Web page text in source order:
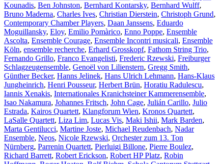
Kounadis, Ben Johnston, Bernhard Kontarsky, Bernhard Wulff,
Bruno Maderna, Charles Ives, Christian Dierstein, Christoph Grund,
Contemporary Chamber Players, Daan Janssens, Eduardo
Moguillansky, Eloy, Emilio Pomàrico, Enno Poppe, Ensemble
Ascolta, Ensemble Courage, Ensemble Incontri musicali, Ensemble
Köln, ensemble recherche, Erhard Grosskopf, Fathom String Trio,
Fernando Grillo, Franco Evangelisti, Frederic Rzewski, Freiburger
Schlagzeugensemble, Genoël von Lilienstern, Gregg Smith,
Günther Becker, Hanns Jelinek, Hans Ulrich Lehmann, Hans-Klaus
Jungheinrich, Henri Pousseur, Herbert Brün, Horatiu Radulescu,
Iannis Xenakis, Internationales Kranichsteiner Kammerensemble,
Isao Nakamura, Johannes Fritsch, John Cage, Julián Carillo, Julio
Estrada, Kairos Quartett, Klangforum Wien, Kronos Quartett,
LaSalle Quartett, Liza Lim, Lucas Vis, Maki Ishii, Mark Barden,
Marta Gentilucci, Martine Joste, Michael Reudenbach, Nadar
Ensemble, Neos, Nicole Rzewski, Orchester zum 13. Ton
Nürnberg, Parrenin Quartett, Pierluigi Billone, Pierre Boulez,
Richard Barrett, Robert Erickson, Robert HP Platz, Robin